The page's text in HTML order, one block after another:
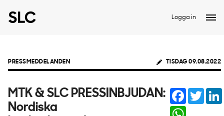
Logga in
PRESSMEDDELANDEN TISDAG 09.08.2022
MTK & SLC PRESSINBJUDAN:
Nordiska
Facebook
WhatsApp